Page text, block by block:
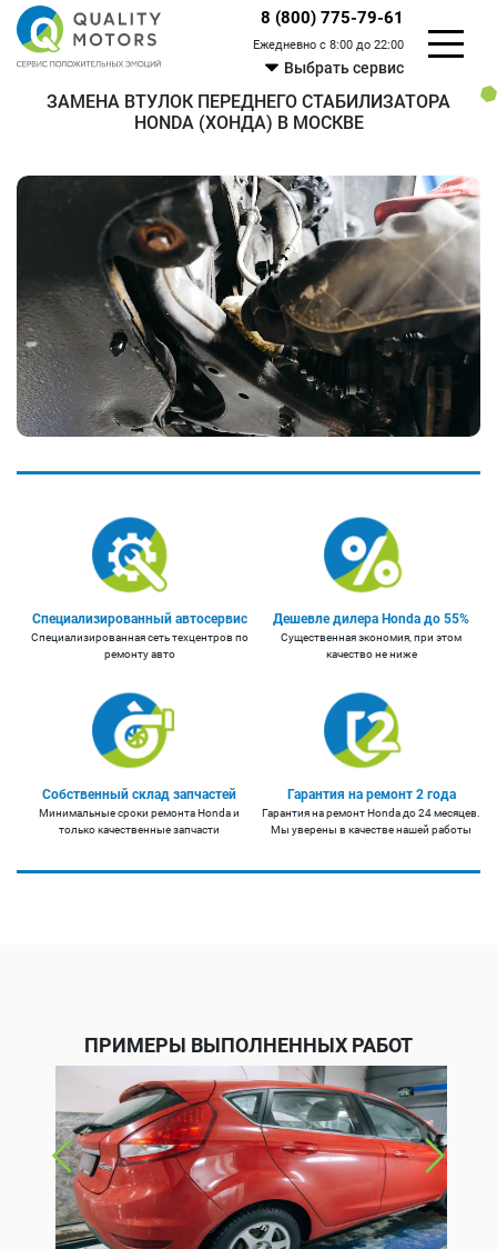
8 (800) 775-79-61
Ежедневно с 8:00 до 22:00
Выбрать сервис
ЗАМЕНА ВТУЛОК ПЕРЕДНЕГО СТАБИЛИЗАТОРА
HONDA (ХОНДА) В МОСКВЕ
Специализированный автосервис
Специализированная сеть техцентров по
ремонту авто
Дешевле дилера Honda до 55%
Существенная экономия, при этом
качество не ниже
Собственный склад запчастей
Минимальные сроки ремонта Honda и
только качественные запчасти
Гарантия на ремонт 2 года
Гарантия на ремонт Honda до 24 месяцев.
Мы уверены в качестве нашей работы
ПРИМЕРЫ ВЫПОЛНЕННЫХ РАБОТ